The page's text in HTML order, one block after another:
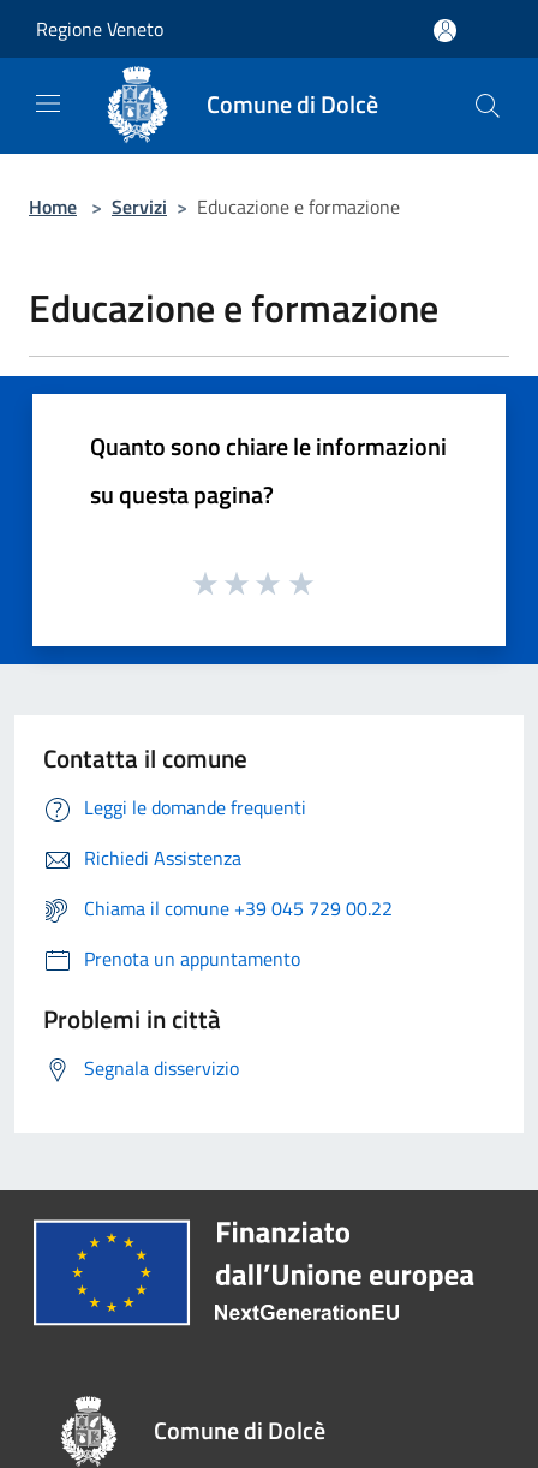
Regione Veneto
Comune di Dolcè
Home > Servizi > Educazione e formazione
Educazione e formazione
Quanto sono chiare le informazioni
su questa pagina?
Contatta il comune
Leggi le domande frequenti
Richiedi Assistenza
Chiama il comune +39 045 729 00.22
Prenota un appuntamento
Problemi in città
Segnala disservizio
Comune di Dolcè